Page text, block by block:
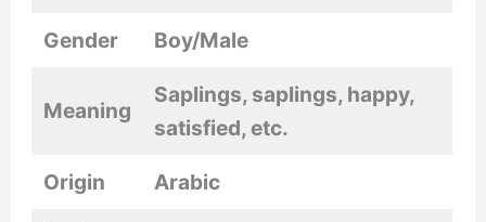
Gender Boy/Male
Meaning
Saplings, saplings, happy,
satisfied, etc.
Origin Arabic